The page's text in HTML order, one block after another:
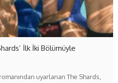
İlk İki Bölümüyle
uyarlanan The Shards,